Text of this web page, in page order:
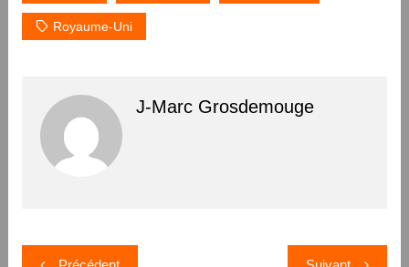
Royaume-Uni
J-Marc Grosdemouge
Navigation